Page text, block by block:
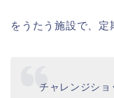
をうたう施設で、
チャレンジショ